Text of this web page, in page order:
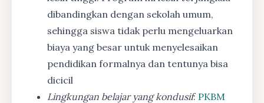
dibandingkan dengan sekolah umum,
sehingga siswa tidak perlu mengeluarkan
biaya yang besar untuk menyelesaikan
pendidikan formalnya dan tentunya bisa
dicicil
Lingkungan belajar yang kondusif: PKBM